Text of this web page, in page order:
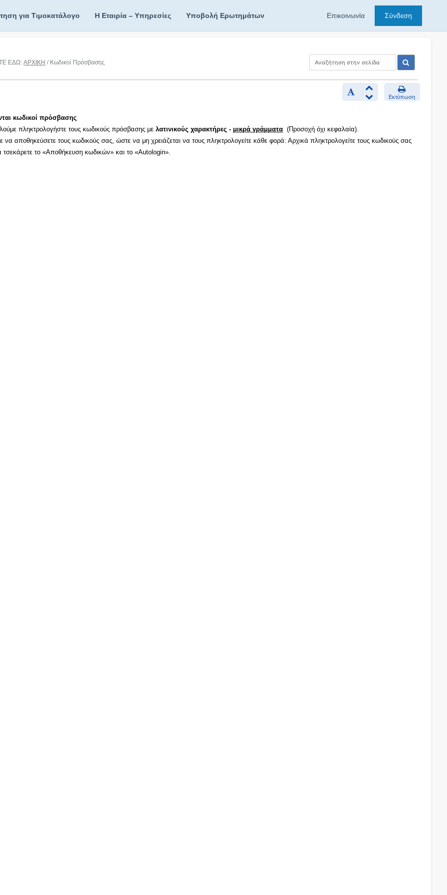
για Τιμοκατάλογο Η Εταιρία – Υπηρεσίες Υποβολή Ερωτημάτων Επικοινωνία Σύνδεση
ΕΔΩ:ΑΡΧΙΚΗ / Κωδικοί Πρόσβασης
Εκτύπωση
κωδικοί πρόσβασης
πληκτρολογήστε τους κωδικούς πρόσβασης μελατινικούς χαρακτήρες - μικρά γράμματα (Προσοχή όχι κεφαλαία).
να αποθηκεύσετε τους κωδικούς σας, ώστε να μη χρειάζεται να τους πληκτρολογείτε κάθε φορά: Αρχικά πληκτρολογείτε τους κωδικούς σας
τσεκάρετε το «Αποθήκευση κωδικών» και το «Autologin».